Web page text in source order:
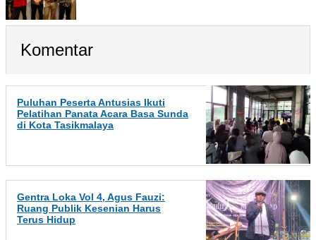
Komentar
Puluhan Peserta Antusias Ikuti
Pelatihan Panata Acara Basa Sunda
di Kota Tasikmalaya
Gentra Loka Vol 4, Agus Fauzi:
Ruang Publik Kesenian Harus
Terus Hidup